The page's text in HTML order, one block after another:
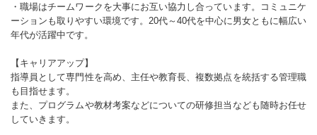
・職場はチームワークを大事にお互い協力し合っています。コミュニケ
ーションも取りやすい環境です。20代～40代を中心に男女ともに幅広い
年代が活躍中です。
【キャリアアップ】
指導員として専門性を高め、主任や教育長、複数拠点を統括する管理職
も目指せます。
また、プログラムや教材考案などについての研修担当なども随時お任せ
していきます。